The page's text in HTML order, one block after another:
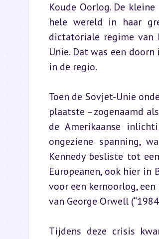
Koude Oorlog. De
hele wereld in haar
dictatoriale regime van
Unie. Dat was een
in de regio.
Toen de Sovjet-Unie
plaatste – zogenaamd
de Amerikaanse
ongeziene spanning,
Kennedy besliste tot
Europeanen, ook hier
voor een kernoorlog,
van George Orwell
Tijdens deze crisis